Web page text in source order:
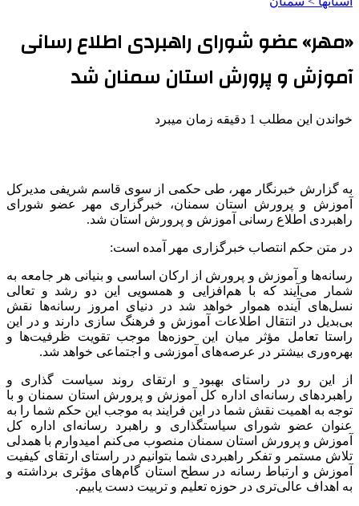
«مهر» عضو شورای راهبردی اطلاع رسانی
آموزش و پرورش استان سمنان شد
خواندن این مطلب 1 دقیقه زمان میبرد
به گزارش خبرنگار مهر، طی حکمی از سوی قاسم شریفی مدیرکل
آموزش و پرورش استان سمنان، خبرگزاری مهر عضو شورای
راهبردی اطلاع رسانی آموزش و پرورش استان شد.
در متن حکم انتصاب خبرگزاری مهر آمده است:
رسانه‌ها و آموزش و پرورش از ارکان اساسی و بنیانی هر جامعه به
شمار می‌آیند که با هم‌افزایی و همسویی این دو رشد و تعالی
نسل‌های آینده هموار خواهد شد در دنیای امروز رسانه‌ها نقش
بی‌بدیل در انتقال اطلاعات آموزش و فرهنگ سازی دارند و در این
راستا تعامل مؤثر میان این حوزه‌ها موجب تقویت ظرفیت‌ها و
بهره‌وری بیشتر در عرصه‌های آموزشی و اجتماعی خواهد شد.
از این رو در راستای بهبود و ارتقای روند سیاست گذاری و
راهبردهای رسانه‌ای اداره کل آموزش و پرورش استان سمنان و با
توجه به اهمیت نقش شما در این فرایند به موجب این حکم شما را به
عنوان عضو شورای سیاستگذاری و راهبرد رسانه‌ای اداره کل
آموزش و پرورش استان سمنان منصوب می‌کنم امیدوارم با همدلی
تلاش مستمر و تفکر راهبردی شما بتوانیم در راستای ارتقای کیفیت
آموزش و ارتباط رسانه در سطح استان گام‌های مؤثری برداشته و
به اهداف عالی‌تری در حوزه تعلیم و تربیت دست یابیم.